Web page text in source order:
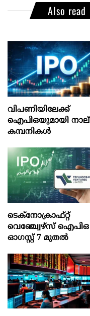
Also read
വിപണിയിലേക്ക്
ഐപിഒയുമായി നാല്
കമ്പനികൾ
ടെക്‌നോക്രാഫ്‌റ്റ്‌
വെഞ്ച്വേഴ്‌സ്‌ ഐപിഒ
ഓഗസ്റ്റ്‌ 7 മുതല്‍